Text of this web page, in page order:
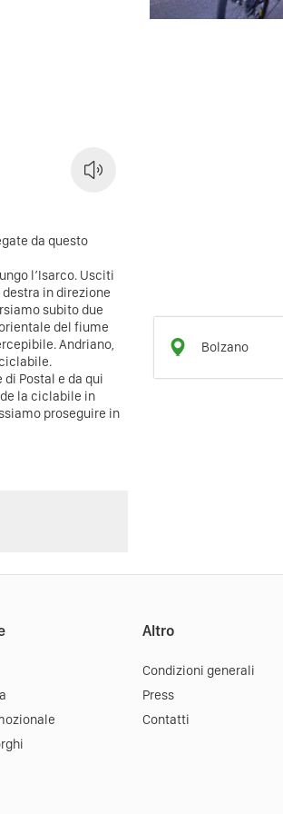
da questo
l’Isarco. Usciti
in direzione
subito due
del fiume
Andriano,
Postal e da qui
la ciclabile in
proseguire in
Bolzano
Altro
Condizioni generali
Press
Contatti